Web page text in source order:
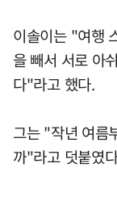
이솔이는 "여행
을 빼서 서로 아
다"라고 했다.
그는 "작년 여름
까"라고 덧붙였